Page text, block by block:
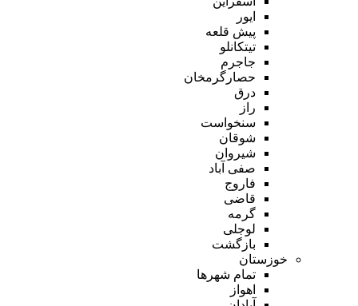
ایور
پیش قلعه
تیتکانلو
جاجرم
حصارگرمخان
درق
راز
سنخواست
شوقان
شیروان
صفی آباد
فاروج
قاضی
گرمه
لوجلی
بازگشت
خوزستان
تمام شهر‌ها
اهواز